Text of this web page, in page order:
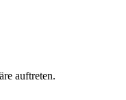
auftreten.